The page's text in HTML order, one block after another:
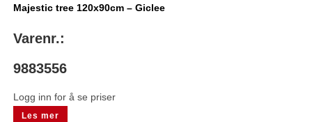
Majestic tree 120x90cm – Giclee
Varenr.:
9883556
Logg inn for å se priser
Les mer